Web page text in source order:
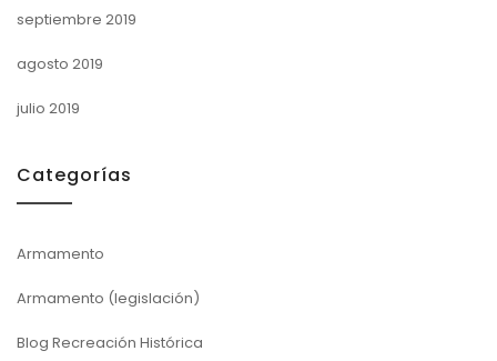
septiembre 2019
agosto 2019
julio 2019
Categorías
Armamento
Armamento (legislación)
Blog Recreación Histórica